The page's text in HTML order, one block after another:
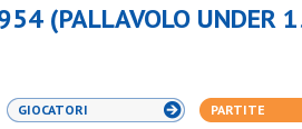
(PALLAVOLO UNDER
GIOCATORI PARTITE